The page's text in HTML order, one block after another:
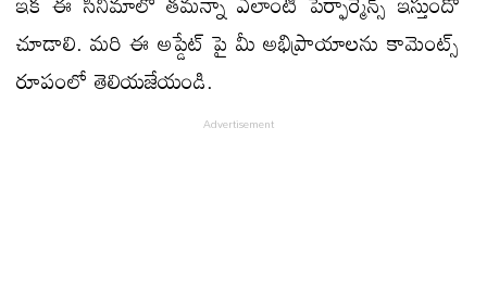
చూడాలి. మరి ఈ అప్డేట్ పై మీ అభిప్రాయాలను కామెంట్స్
రూపంలో తెలియజేయండి.